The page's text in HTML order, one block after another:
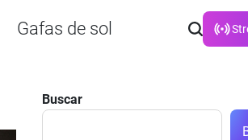
Gafas de sol
Buscar